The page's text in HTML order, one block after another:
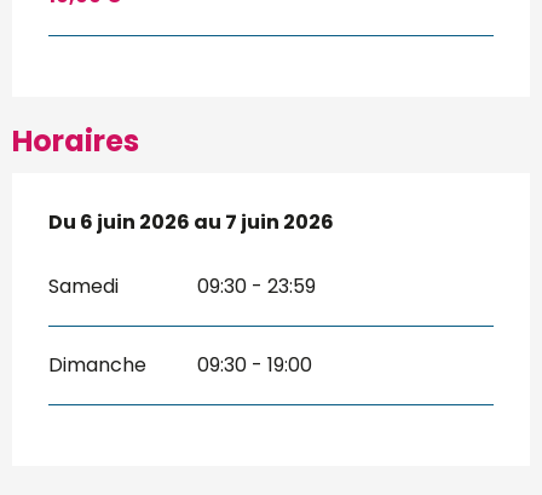
Horaires
Du 6 juin 2026 au 7 juin 2026
Du 6 juin 2026 au 7 juin 2026
Samedi 09:30 - 23:59
Dimanche 09:30 - 19:00